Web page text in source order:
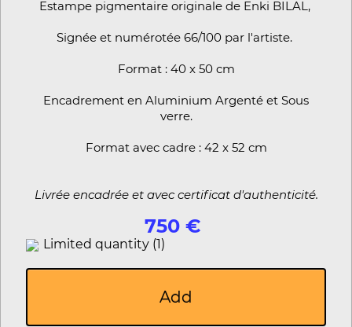
Estampe pigmentaire originale de Enki BILAL,
Signée et numérotée 66/100 par l'artiste.
Format : 40 x 50 cm
Encadrement en Aluminium Argenté et Sous
verre.
Format avec cadre : 42 x 52 cm
Livrée encadrée et avec certificat d'authenticité.
750 €
Limited quantity (1)
Add